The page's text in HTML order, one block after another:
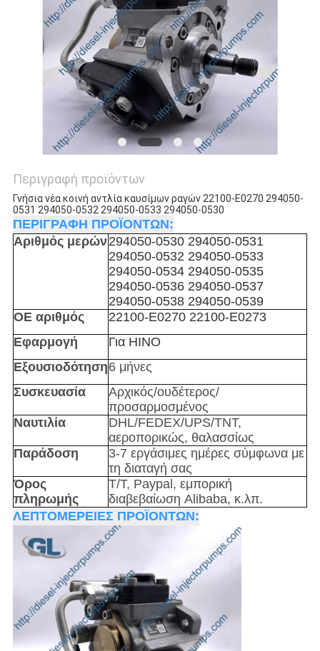
Περιγραφή προϊόντων
Γνήσια νέα κοινή αντλία καυσίμων ραγών 22100-E0270 294050-
0531 294050-0532 294050-0533 294050-0530
ΠΕΡΙΓΡΑΦΗ ΠΡΟΪΟΝΤΩΝ:
Αριθμός μερών294050-0530 294050-0531
294050-0532 294050-0533
294050-0534294050-0535
294050-0536294050-0537
294050-0538294050-0539
OE αριθμός
22100-E027022100-E0273
Εφαρμογή
Για HINO
Εξουσιοδότηση6 μήνες
Συσκευασία
Αρχικός/ουδέτερος/
προσαρμοσμένος
Ναυτιλία
DHL/FEDEX/UPS/TNT,
αεροπορικώς, θαλασσίως
Παράδοση
3-7 εργάσιμες ημέρες σύμφωνα με
τη διαταγή σας
Όρος
πληρωμής
T/T, Paypal, εμπορική
διαβεβαίωση Alibaba, κ.λπ.
ΛΕΠΤΟΜΕΡΕΙΕΣ ΠΡΟΪΟΝΤΩΝ: